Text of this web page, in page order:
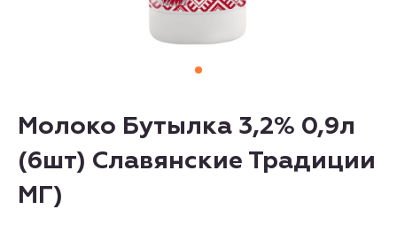
Молоко Бутылка 3,2% 0,9л
(6шт) Славянские Традиции
МГ)